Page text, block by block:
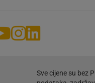
Sve cijene su bez